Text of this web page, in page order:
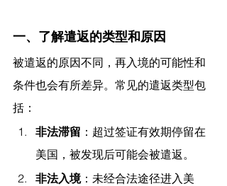
一、了解遣返的类型和原因
被遣返的原因不同，再入境的可能性和
条件也会有所差异。常见的遣返类型包
括：
非法滞留 ：超过签证有效期停留在
美国，被发现后可能会被遣返。
非法入境：未经合法途径进入美